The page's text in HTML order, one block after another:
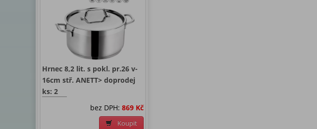
Hrnec 8,2 lit. s pokl. pr.26 v-
16cm stř. ANETT> doprodej
ks: 2
bez DPH: 869 Kč
Koupit